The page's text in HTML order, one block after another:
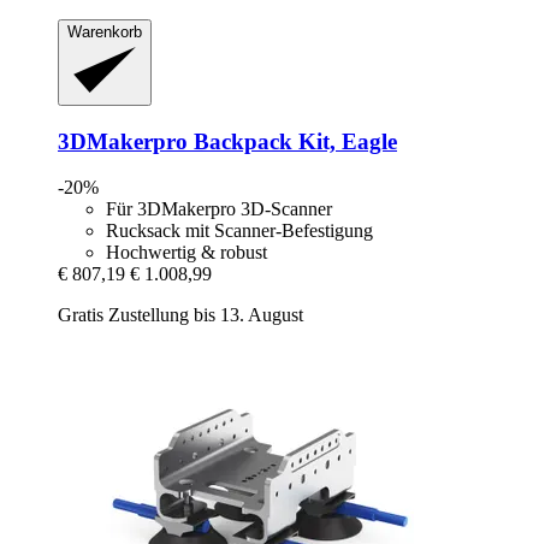
Warenkorb
3DMakerpro Backpack Kit, Eagle
-20%
Für 3DMakerpro 3D-Scanner
Rucksack mit Scanner-Befestigung
Hochwertig & robust
€ 807,19 € 1.008,99
Gratis Zustellung bis 13. August